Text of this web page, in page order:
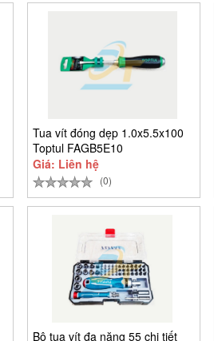
Tua vít đóng dẹp 1.0x5.5x100
Toptul FAGB5E10
Giá: Liên hệ
(0)
Bộ tua vít đa năng 55 chi tiết